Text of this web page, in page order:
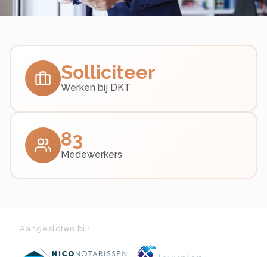
Solliciteer
Werken bij DKT
83
Medewerkers
Aangesloten bij: